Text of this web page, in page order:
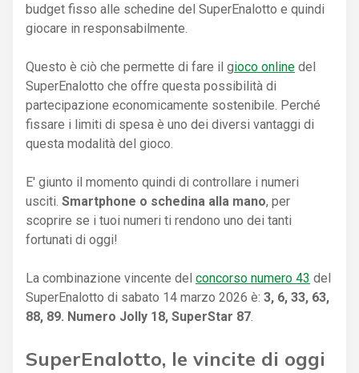
budget fisso alle schedine del SuperEnalotto e quindi
giocare in responsabilmente.
Questo è ciò che permette di fare il gioco online del
SuperEnalotto che offre questa possibilità di
partecipazione economicamente sostenibile. Perché
fissare i limiti di spesa è uno dei diversi vantaggi di
questa modalità del gioco.
E' giunto il momento quindi di controllare i numeri
usciti. Smartphone o schedina alla mano, per
scoprire se i tuoi numeri ti rendono uno dei tanti
fortunati di oggi!
La combinazione vincente del concorso numero 43 del
SuperEnalotto di sabato 14 marzo 2026 è: 3, 6, 33, 63,
88, 89. Numero Jolly 18, SuperStar 87
SuperEnalotto, le vincite di oggi